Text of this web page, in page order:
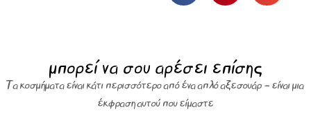
μπορεί να σου αρέσει επίσης
Τα κοσμήματα είναι κάτι περισσότερο από ένα απλό αξεσουάρ – είναι μια
έκφραση αυτού που είμαστε